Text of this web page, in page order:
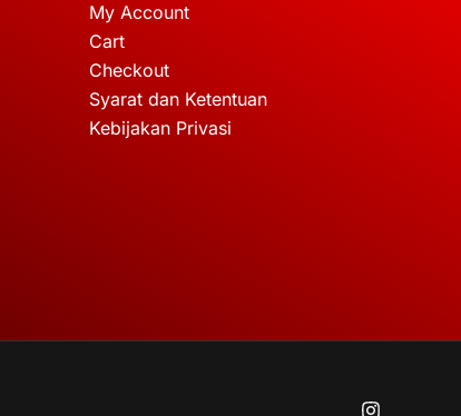
My Account
Cart
Checkout
Syarat dan Ketentuan
Kebijakan Privasi